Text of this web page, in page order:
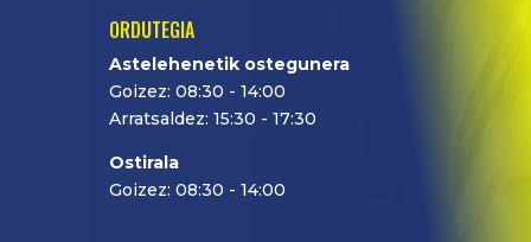
ORDUTEGIA
Astelehenetik ostegunera
Goizez: 08:30 - 14:00
Arratsaldez: 15:30 - 17:30
Ostirala
Goizez: 08:30 - 14:00